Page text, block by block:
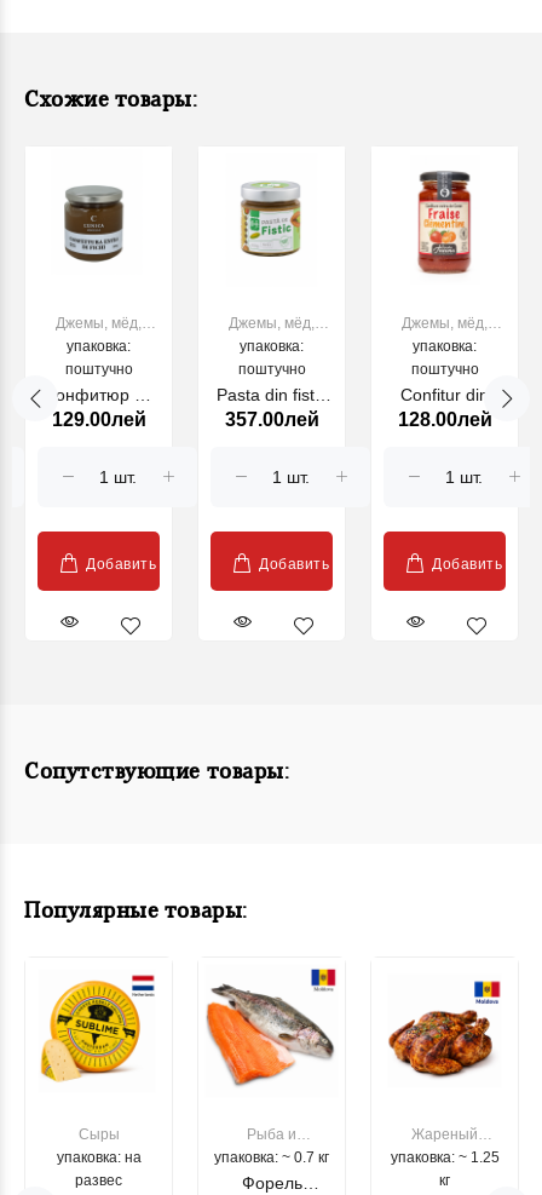
Схожие товары:
Джемы, мёд,
варенье
упаковка:
поштучно
Конфитюр из
фиников 335 г
129.00лей
Добавить
Джемы, мёд,
варенье
упаковка:
поштучно
Pasta din fistic
Moft 230g
357.00лей
Добавить
Джемы, мёд,
варенье
упаковка:
поштучно
Confitur din
capsuna si
Charles Antona
128.00лей
Добавить
Сопутствующие товары:
Популярные товары:
Сыры
упаковка: на
развес
Рыба и
морепродукты
упаковка: ~ 0.7 кг
Форель
Жареный
цыпленок
упаковка: ~ 1.25
кг